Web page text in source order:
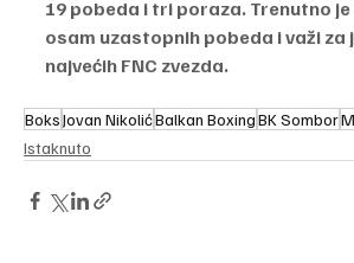
19 pobeda i tri poraza. Trenutno je
osam uzastopnih pobeda i važi za
najvećih FNC zvezda.
BoksJovan NikolićBalkan BoxingBK Sombor
Istaknuto